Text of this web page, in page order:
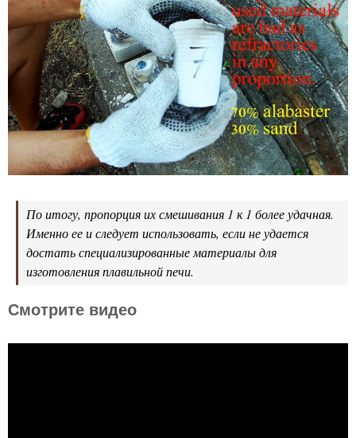
По итогу, пропорция их смешивания 1 к 1 более удачная.
Именно ее и следует использовать, если не удается
достать специализированные материалы для
изготовления плавильной печи.
Смотрите видео